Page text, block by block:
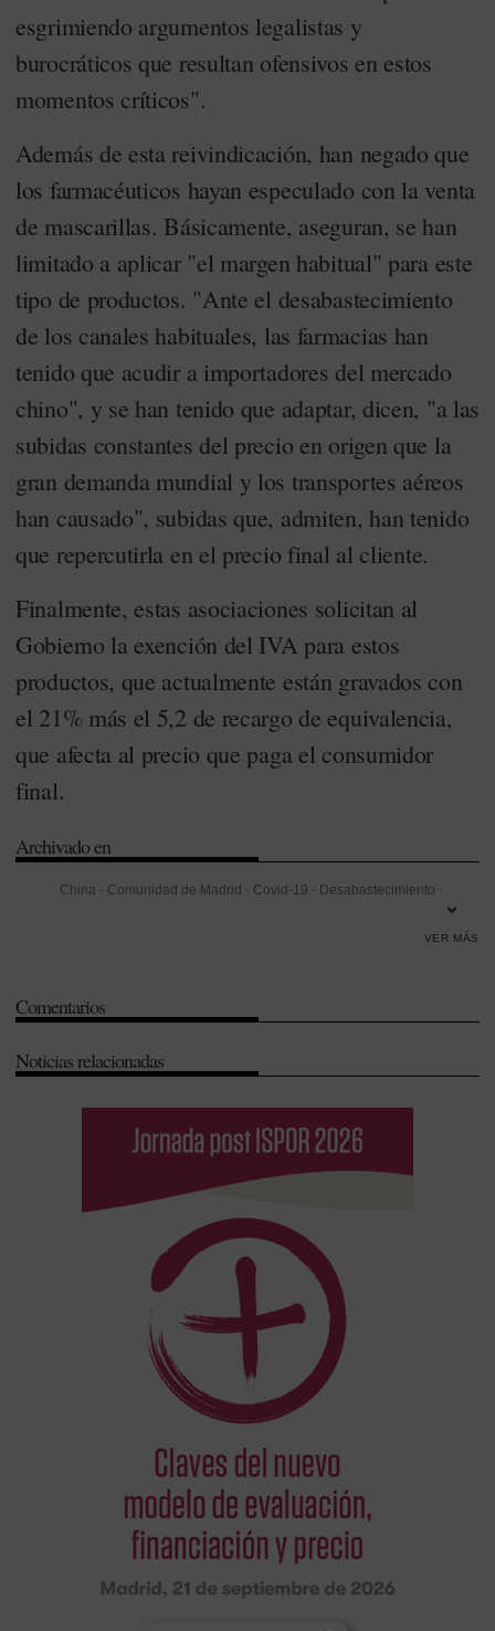
esgrimiendo argumentos legalistas y
burocráticos que resultan ofensivos en estos
momentos críticos".
Además de esta reivindicación, han negado que
los farmacéuticos hayan especulado con la venta
de mascarillas. Básicamente, aseguran, se han
limitado a aplicar "el margen habitual" para este
tipo de productos. "Ante el desabastecimiento
de los canales habituales, las farmacias han
tenido que acudir a importadores del mercado
chino", y se han tenido que adaptar, dicen, "a las
subidas constantes del precio en origen que la
gran demanda mundial y los transportes aéreos
han causado", subidas que, admiten, han tenido
que repercutirla en el precio final al cliente.
Finalmente, estas asociaciones solicitan al
Gobierno la exención del IVA para estos
productos, que actualmente están gravados con
el 21% más el 5,2 de recargo de equivalencia,
que afecta al precio que paga el consumidor
final.
Archivado en
China - Comunidad de Madrid - Covid-19 - Desabastecimiento -
VER MÁS
Comentarios
Noticias relacionadas